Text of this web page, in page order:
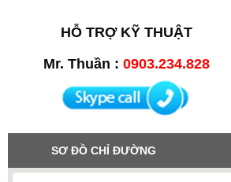
HỖ TRỢ KỸ THUẬT
Mr. Thuần : 0903.234.828
SƠ ĐỒ CHỈ ĐƯỜNG